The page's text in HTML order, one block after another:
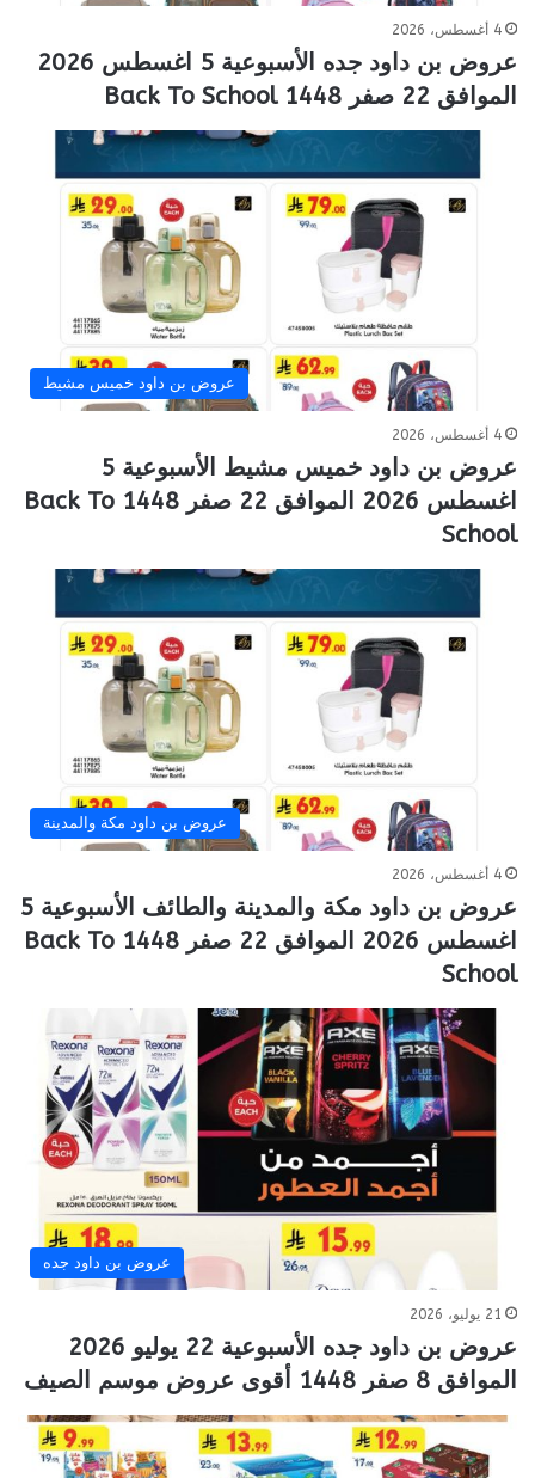
4 أغسطس، 2026
عروض بن داود جده الأسبوعية 5 اغسطس 2026
الموافق 22 صفر 1448 Back To School
عروض بن داود خميس مشيط
4 أغسطس، 2026
عروض بن داود خميس مشيط الأسبوعية 5
اغسطس 2026 الموافق 22 صفر 1448 Back To
School
عروض بن داود مكة والمدينة
4 أغسطس، 2026
عروض بن داود مكة والمدينة والطائف الأسبوعية 5
اغسطس 2026 الموافق 22 صفر 1448 Back To
School
عروض بن داود جده
21 يوليو، 2026
عروض بن داود جده الأسبوعية 22 يوليو 2026
الموافق 8 صفر 1448 أقوى عروض موسم الصيف